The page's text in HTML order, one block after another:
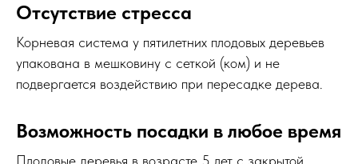
Отсутствие стресса
Корневая система у пятилетних плодовых деревьев
упакована в мешковину с сеткой (ком) и не
подвергается воздействию при пересадке дерева.
Возможность посадки в любое время
Плодовые деревья в возрасте 5 лет с закрытой